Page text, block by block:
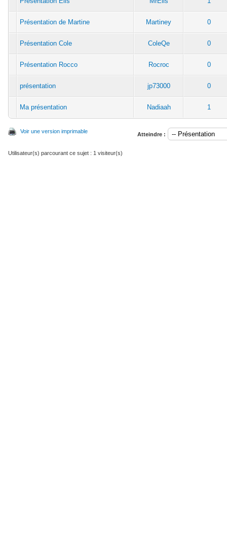
Présentation de Martine Martiney 0
Présentation Cole ColeQe 0
Présentation Rocco Rocroc 0
présentation jp73000 0
Ma présentation Nadiaah 1
Voir une version imprimable Atteindre :
Utilisateur(s) parcourant ce sujet : 1 visiteur(s)